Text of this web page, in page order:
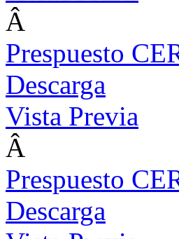
Â
Prespuesto
Descarga
Vista Previa
Â
Prespuesto
Descarga